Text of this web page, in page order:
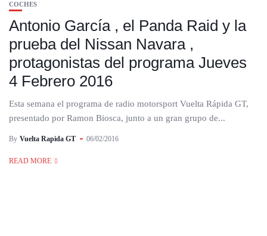
COCHES
Antonio García , el Panda Raid y la
prueba del Nissan Navara ,
protagonistas del programa Jueves
4 Febrero 2016
Esta semana el programa de radio motorsport Vuelta Rápida GT,
presentado por Ramon Biosca, junto a un gran grupo de...
By Vuelta Rapida GT 06/02/2016
READ MORE